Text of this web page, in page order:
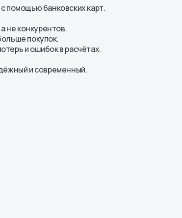
помощью банковских карт.
не конкурентов.
покупок.
и ошибок в расчётах.
и современный.